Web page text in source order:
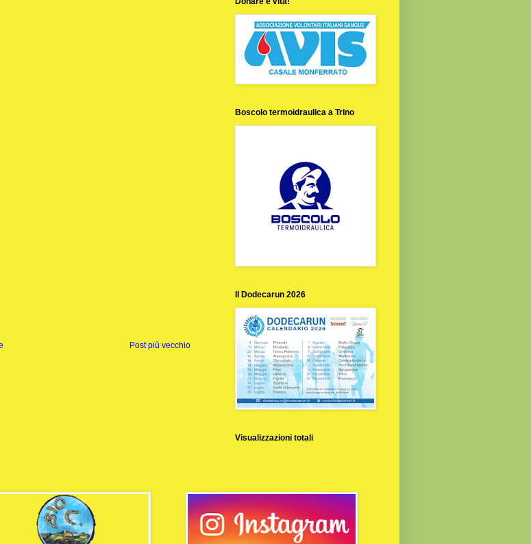
Post più vecchio
Boscolo termoidraulica a Trino
Il Dodecarun 2026
Visualizzazioni totali